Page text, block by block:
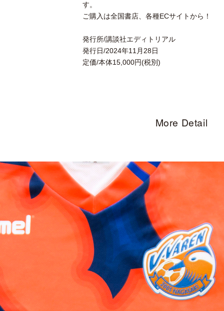
す。
ご購入は全国書店、各種ECサイトから！
発行所/講談社エディトリアル
発行日/2024年11 月 28日
定価/本体15,000円(税別)
More Detail